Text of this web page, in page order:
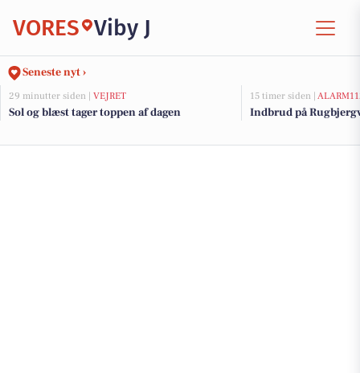
VORES Viby J
Seneste nyt ›
29 minutter siden | VEJRET
Sol og blæst tager toppen af dagen
15 timer siden |
Indbrud på